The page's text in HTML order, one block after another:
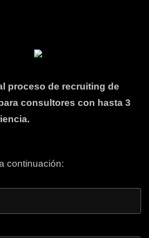
proceso de recruiting de
consultores con hasta 3
continuación: